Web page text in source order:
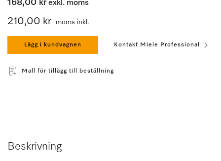
168,00 krexkl. moms
210,00 kr moms inkl.
Lägg i kundvagnen Kontakt Miele Professional
Mall för tillägg till beställning
Beskrivning